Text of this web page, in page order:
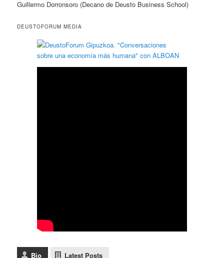
Guillermo Dorronsoro (Decano de Deusto Business School)
DEUSTOFORUM MEDIA
Bio Latest Posts